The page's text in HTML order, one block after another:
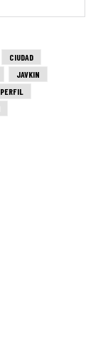
CIUDAD
JAVKIN
PERFIL